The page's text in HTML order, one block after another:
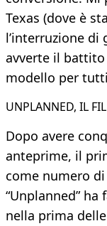
Texas (dove è
l’interruzione di
avverte il
modello per
UNPLANNED, IL
Dopo avere
anteprime, il
come numero
“Unplanned”
nella prima